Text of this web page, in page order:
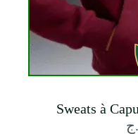
Sweats à